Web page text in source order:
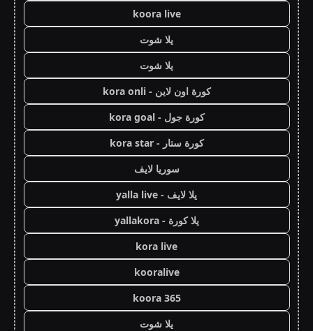
koora live
يلا شوت
يلا شوت
كورة اون لاين - kora onli
كورة جول - kora goal
كورة ستار - kora star
سوريا لايف
يلا لايف - yalla live
يلا كورة - yallakora
kora live
kooralive
koora 365
يلا شوت